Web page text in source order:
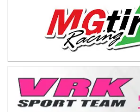
VICTORIENSE - F7
El Cerro (Tierra)
Victoria (Entre Ríos)
PATAGONICO - F6
Gral. E. Godoy (Río Negro)
CSK - F7